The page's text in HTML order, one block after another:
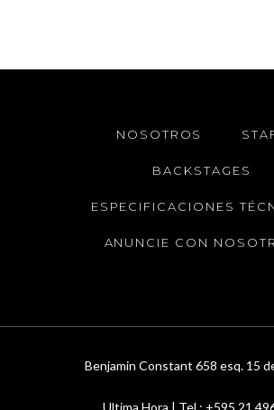
NOSOTROS
BACKSTAGES
ESPECIFICACIONES
ANUNCIE CON
Benjamin Constant 658 esq. 15
Ultima Hora | Tel.: +595 21